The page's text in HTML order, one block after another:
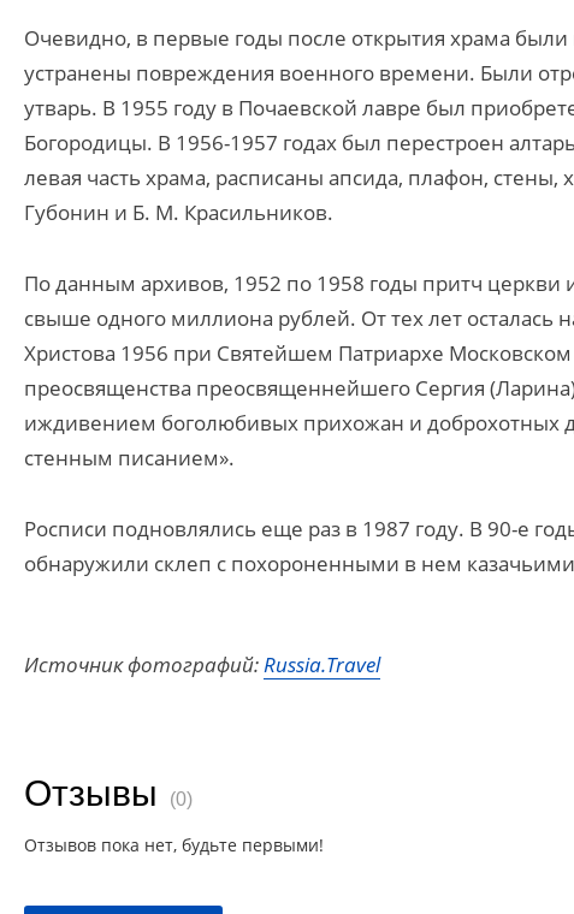
Очевидно, в первые годы после открытия храма
устранены повреждения военного времени. Были
утварь. В 1955 году в Почаевской лавре был
Богородицы. В 1956-1957 годах был перестроен
левая часть храма, расписаны апсида, плафон,
Губонин и Б. М. Красильников.
По данным архивов, 1952 по 1958 годы притч
свыше одного миллиона рублей. От тех лет осталась
Христова 1956 при Святейшем Патриархе
преосвященства преосвященнейшего Сергия
иждивением боголюбивых прихожан и доброхотных
стенным писанием».
Росписи подновлялись еще раз в 1987 году. В 90-е
обнаружили склеп с похороненными в нем
Источник фотографий:Russia.Travel
Отзывы (0)
Отзывов пока нет, будьте первыми!